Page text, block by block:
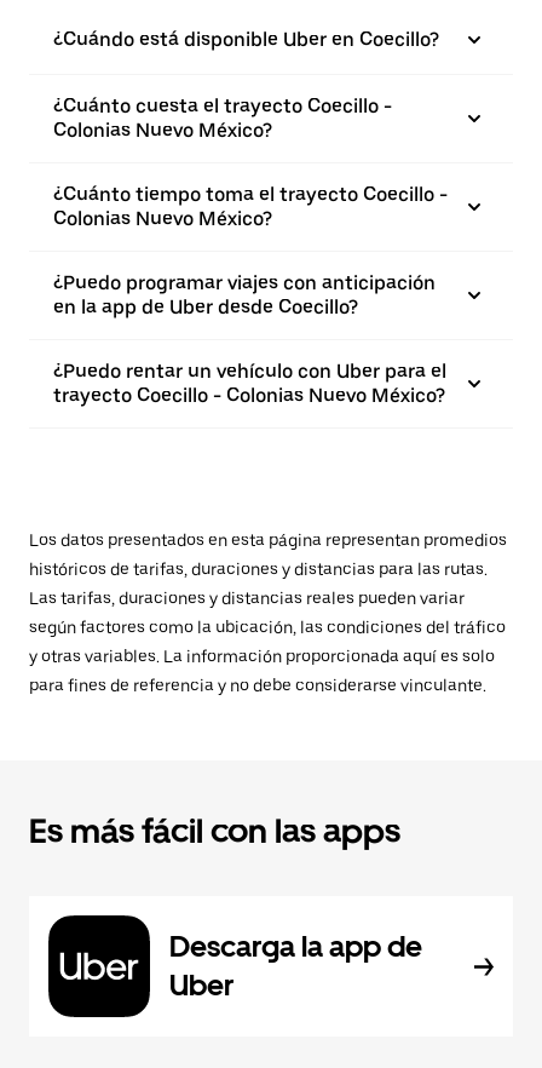
¿Cuándo está disponible Uber en Coecillo?
¿Cuánto cuesta el trayecto Coecillo -
Colonias Nuevo México?
¿Cuánto tiempo toma el trayecto Coecillo -
Colonias Nuevo México?
¿Puedo programar viajes con anticipación
en la app de Uber desde Coecillo?
¿Puedo rentar un vehículo con Uber para el
trayecto Coecillo - Colonias Nuevo México?
Los datos presentados en esta página representan promedios
históricos de tarifas, duraciones y distancias para las rutas.
Las tarifas, duraciones y distancias reales pueden variar
según factores como la ubicación, las condiciones del tráfico
y otras variables. La información proporcionada aquí es solo
para fines de referencia y no debe considerarse vinculante.
Es más fácil con las apps
Descarga la app de
Uber